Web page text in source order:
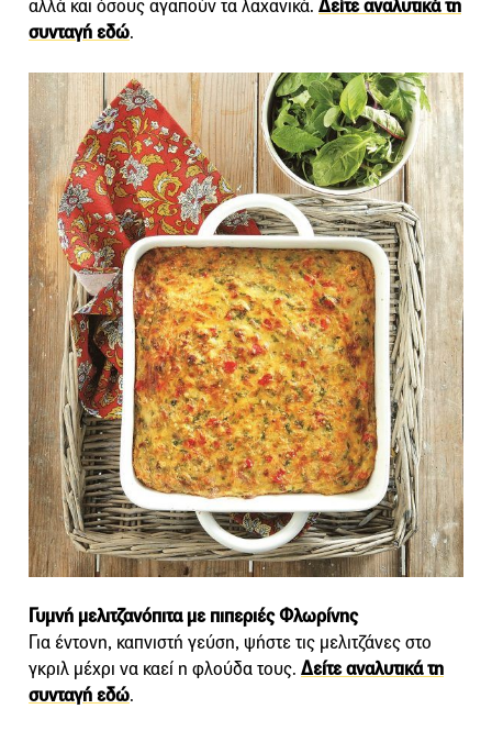
αλλά και όσους αγαπούν τα λαχανικά. Δείτε αναλυτικά τη
συνταγή εδώ.
Γυμνή μελιτζανόπιτα με πιπεριές Φλωρίνης
Για έντονη, καπνιστή γεύση, ψήστε τις μελιτζάνες στο
γκριλ μέχρι να καεί η φλούδα τους. Δείτε αναλυτικά τη
συνταγή εδώ.